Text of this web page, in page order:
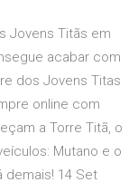
Jovens Titãs em
acabar com
dos Jovens Titas
online com
a Torre Titã, o
Mutano e o
demais! 14 Set